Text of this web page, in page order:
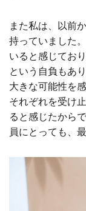
また私は、以前
持っていました
いると感じてお
という自負もあ
大きな可能性を
それぞれを受け
ると感じたから
員にとっても、